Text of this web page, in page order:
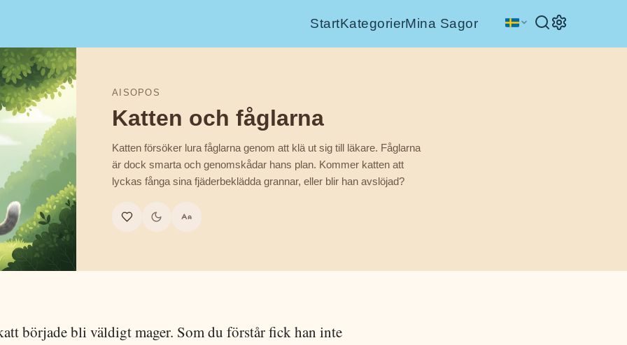
StartKategorierMina Sagor
AISOPOS
Katten och fåglarna
Katten försöker lura fåglarna genom att klä ut sig till läkare. Fåglarna
är dock smarta och genomskådar hans plan. Kommer katten att
lyckas fånga sina fjäderbeklädda grannar, eller blir han avslöjad?
började bli väldigt mager. Som du förstår fick han inte